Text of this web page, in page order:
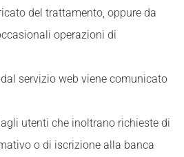
del trattamento, oppure da
operazioni di
servizio web viene comunicato
utenti che inoltrano richieste di
o di iscrizione alla banca